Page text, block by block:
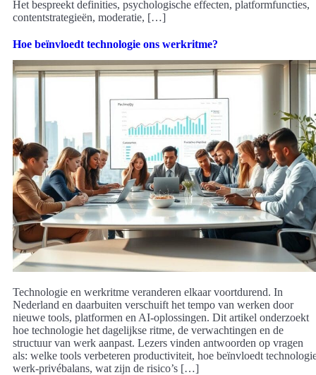
Het bespreekt definities, psychologische effecten, platformfuncties,
contentstrategieën, moderatie, […]
Hoe beïnvloedt technologie ons werkritme?
Technologie en werkritme veranderen elkaar voortdurend. In
Nederland en daarbuiten verschuift het tempo van werken door
nieuwe tools, platformen en AI-oplossingen. Dit artikel onderzoekt
hoe technologie het dagelijkse ritme, de verwachtingen en de
structuur van werk aanpast. Lezers vinden antwoorden op vragen
als: welke tools verbeteren productiviteit, hoe beïnvloedt
werk-privébalans, wat zijn de risico’s […]